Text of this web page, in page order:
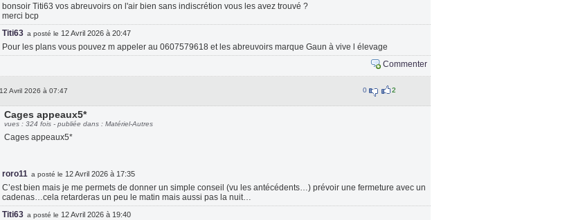
bonsoir Titi63 vos abreuvoirs on l'air bien sans indiscrétion vous les avez trouvé ?
merci bcp
Titi63 a posté le 12 Avril 2026 à 20:47
Pour les plans vous pouvez m appeler au 0607579618 et les abreuvoirs marque Gaun à vive l élevage
Commenter
Avril 2026 à 07:47 0 2
Cages appeaux5*
vues : 324 fois - publiée dans : Matériel-Autres
Cages appeaux5*
roro11 a posté le 12 Avril 2026 à 17:35
C’est bien mais je me permets de donner un simple conseil (vu les antécédents…) prévoir une fermeture avec un
cadenas…cela retarderas un peu le matin mais aussi pas la nuit…
Titi63 a posté le 12 Avril 2026 à 19:40